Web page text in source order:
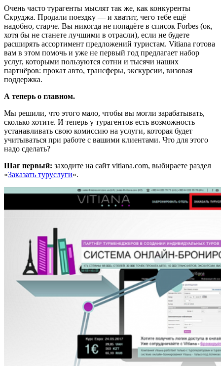
Очень часто турагенты мыслят так же, как конкуренты
Скруджа. Продали поездку — и хватит, чего тебе ещё
надобно, старче. Вы никогда не попадёте в список Forbes (ок,
хотя бы не станете лучшими в отрасли), если не будете
расширять ассортимент предложений туристам. Vitiana готова
вам в этом помочь и уже не первый год предлагает набор
услуг, которыми пользуются сотни и тысячи наших
партнёров: прокат авто, трансферы, экскурсии, визовая
поддержка.
А теперь о главном.
Мы решили, что этого мало, чтобы вы могли зарабатывать,
сколько хотите. И теперь у турагентов есть возможность
устанавливать свою комиссию на услуги, которая будет
учитываться при работе с вашими клиентами. Что для этого
надо сделать?
Шаг первый: заходите на сайт vitiana.com, выбираете раздел
«Заказать туруслуги«.